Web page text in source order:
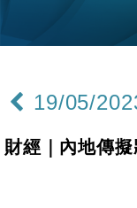
財經｜美
17:40
財經｜本
16:33
財經｜滙控
19/05/
財經｜內地傳